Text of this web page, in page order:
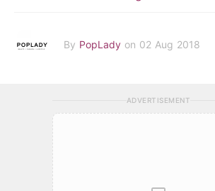
By PopLady on 02 Aug 2018
ADVERTISEMENT